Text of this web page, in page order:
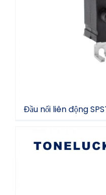
Đầu nối liên động
Đầu nối liên động